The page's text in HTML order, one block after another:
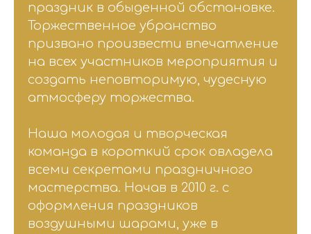
праздник в обыденной обстановке.
Торжественное убранство
призвано произвести впечатление
на всех участников мероприятия и
создать неповторимую, чудесную
атмосферу торжества.
Наша молодая и творческая
команда в короткий срок овладела
всеми секретами праздничного
мастерства. Начав в 2010 г. с
оформления праздников
воздушными шарами, уже в